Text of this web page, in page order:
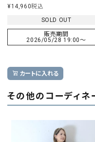
¥14,960税込
SOLD OUT
販売期間
2026/05/28 19:00〜
カートに入れる
その他のコーディネ